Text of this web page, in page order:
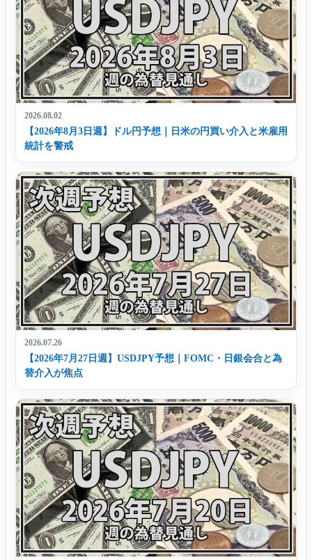
2026.08.02
【2026年8月3日週】ドル円予想｜日米の円買い介入と米雇用
統計を警戒
2026.07.26
【2026年7月27日週】USDJPY予想｜FOMC・日銀会合と為
替介入が焦点